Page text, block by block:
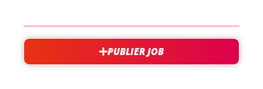
PUBLIER JOB